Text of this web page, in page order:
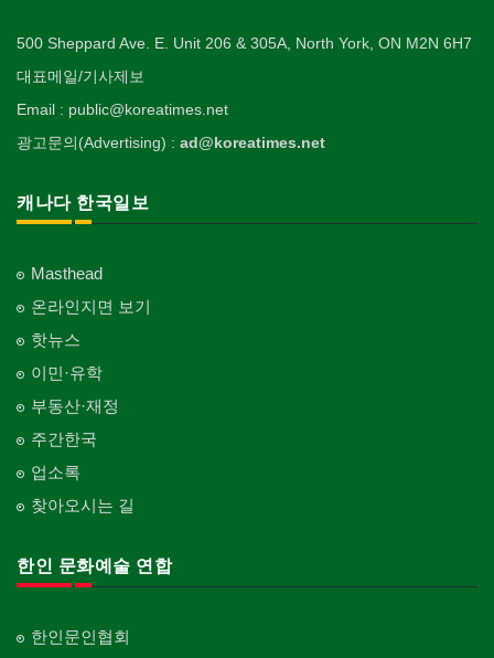
500 Sheppard Ave. E. Unit 206 & 305A, North York, ON M2N 6H7
대표메일/기사제보
Email : public@koreatimes.net
광고문의(Advertising) : ad@koreatimes.net
캐나다 한국일보
Masthead
온라인지면 보기
핫뉴스
이민·유학
부동산·재정
주간한국
업소록
찾아오시는 길
한인 문화예술 연합
한인문인협회